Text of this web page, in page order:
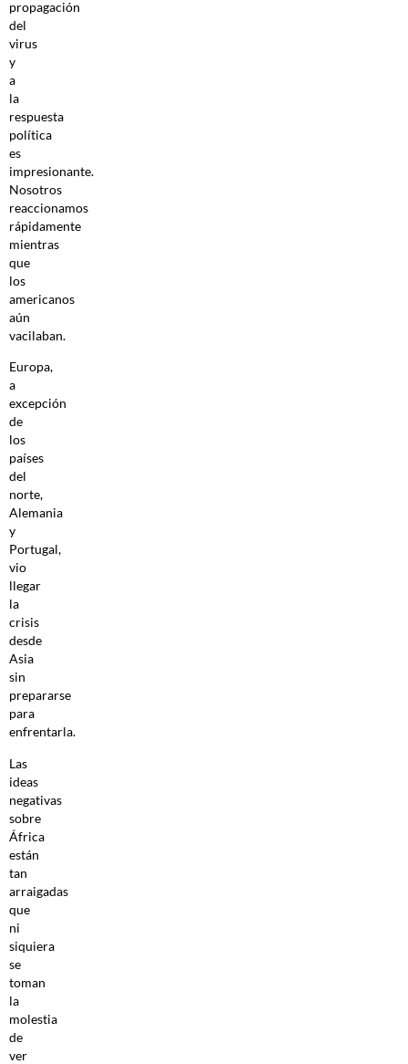
propagación
del
virus
y
a
la
respuesta
política
es
impresionante.
Nosotros
reaccionamos
rápidamente
mientras
que
los
americanos
aún
vacilaban.
Europa,
a
excepción
de
los
países
del
norte,
Alemania
y
Portugal,
vio
llegar
la
crisis
desde
Asia
sin
prepararse
para
enfrentarla.
Las
ideas
negativas
sobre
África
están
tan
arraigadas
que
ni
siquiera
se
toman
la
molestia
de
ver